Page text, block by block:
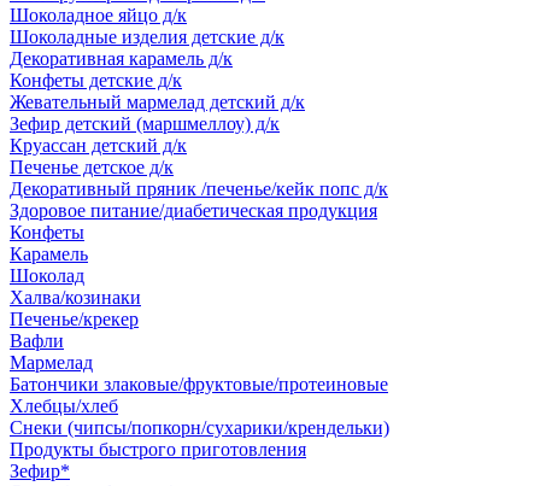
Шоколадное яйцо д/к
Шоколадные изделия детские д/к
Декоративная карамель д/к
Конфеты детские д/к
Жевательный мармелад детский д/к
Зефир детский (маршмеллоу) д/к
Круассан детский д/к
Печенье детское д/к
Декоративный пряник /печенье/кейк попс д/к
Здоровое питание/диабетическая продукция
Конфеты
Карамель
Шоколад
Халва/козинаки
Печенье/крекер
Вафли
Мармелад
Батончики злаковые/фруктовые/протеиновые
Хлебцы/хлеб
Снеки (чипсы/попкорн/сухарики/крендельки)
Продукты быстрого приготовления
Зефир*